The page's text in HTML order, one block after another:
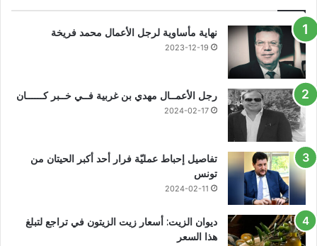
نهاية مأساوية لرجل الأعمال محمد فريخة
2023-12-19
رجل الأعمــال مهدي بن غربية فــي خــبر كــــــان
2024-02-17
تفاصيل إحباط عمليّة فرار أحد أكبر الحيتان من
تونس
2024-02-11
ديوان الزيت: أسعار زيت الزيتون في تراجع لتبلغ
هذا السعر